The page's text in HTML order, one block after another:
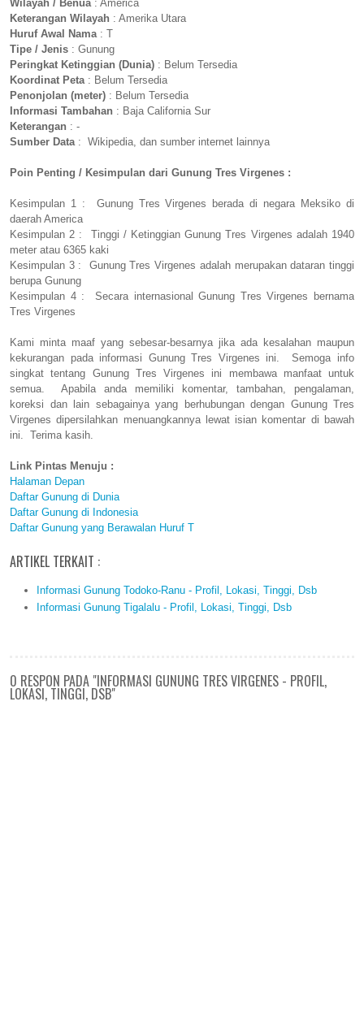
Wilayah / Benua: America
Keterangan Wilayah : Amerika Utara
Huruf Awal Nama: T
Tipe / Jenis : Gunung
Peringkat Ketinggian (Dunia) : Belum Tersedia
Koordinat Peta: Belum Tersedia
Penonjolan (meter) : Belum Tersedia
Informasi Tambahan : Baja California Sur
Keterangan : -
Sumber Data: Wikipedia, dan sumber internet lainnya
Poin Penting / Kesimpulan dari Gunung Tres Virgenes :
Kesimpulan 1 : Gunung Tres Virgenes berada di negara Meksiko di
daerah America
Kesimpulan 2 : Tinggi / Ketinggian Gunung Tres Virgenes adalah 1940
meter atau 6365 kaki
Kesimpulan 3 : Gunung Tres Virgenes adalah merupakan dataran tinggi
berupa Gunung
Kesimpulan 4 : Secara internasional Gunung Tres Virgenes bernama
Tres Virgenes
Kami minta maaf yang sebesar-besarnya jika ada kesalahan maupun
kekurangan pada informasi Gunung Tres Virgenes ini. Semoga info
singkat tentang Gunung Tres Virgenes ini membawa manfaat untuk
semua. Apabila anda memiliki komentar, tambahan, pengalaman,
koreksi dan lain sebagainya yang berhubungan dengan Gunung Tres
Virgenes dipersilahkan menuangkannya lewat isian komentar di bawah
ini. Terima kasih.
Link Pintas Menuju :
Halaman Depan
Daftar Gunung di Dunia
Daftar Gunung di Indonesia
Daftar Gunung yang Berawalan Huruf T
ARTIKEL TERKAIT :
Informasi Gunung Todoko-Ranu - Profil, Lokasi, Tinggi, Dsb
Informasi Gunung Tigalalu - Profil, Lokasi, Tinggi, Dsb
0 RESPON PADA "INFORMASI GUNUNG TRES VIRGENES - PROFIL,
LOKASI, TINGGI, DSB"